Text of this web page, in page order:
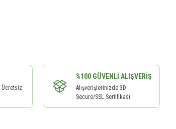
Ücretsiz
%100 GÜVENLI ALIŞVERIŞ
Alışverişlerinizde 3D
Secure/SSL Sertifikası